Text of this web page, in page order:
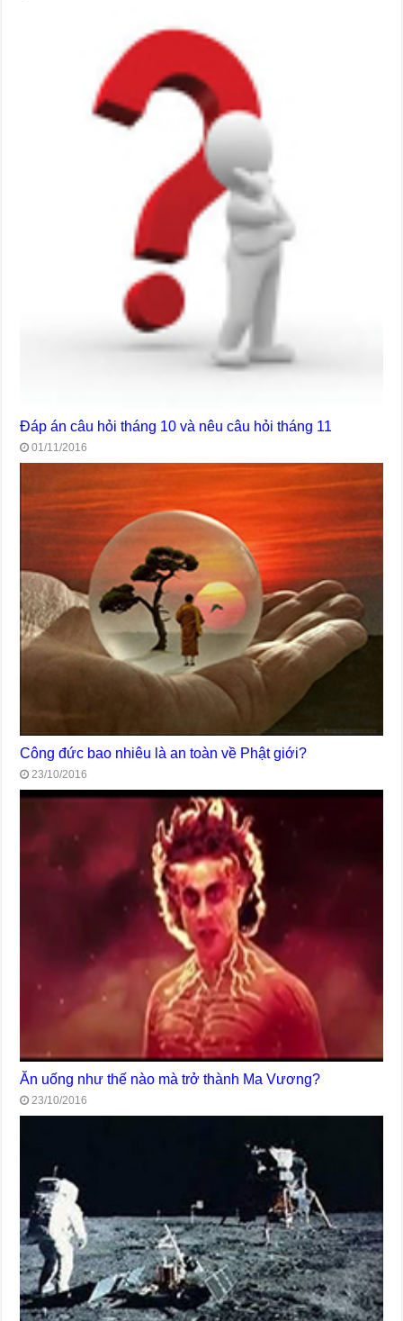
Đáp án câu hỏi tháng 10 và nêu câu hỏi tháng 11
01/11/2016
Công đức bao nhiêu là an toàn về Phật giới?
23/10/2016
Ăn uống như thế nào mà trở thành Ma Vương?
23/10/2016